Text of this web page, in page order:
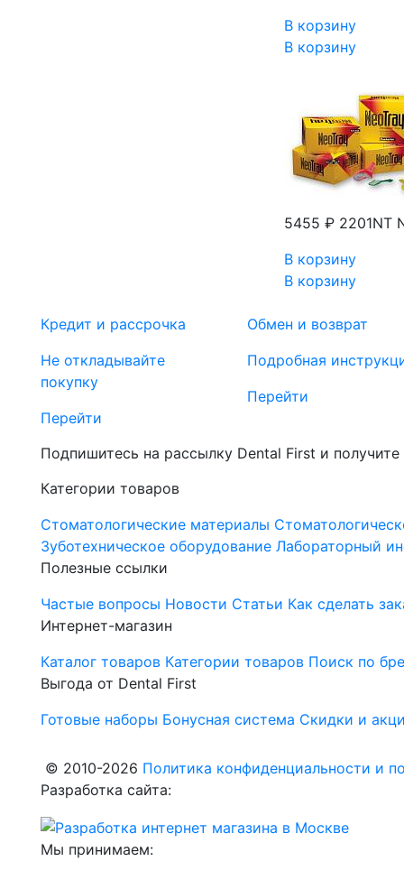
В корзину
В корзину
5455 ₽ 2201NT
В корзину
В корзину
Кредит и рассрочка
Не откладывайте
покупку
Перейти
Обмен и возврат
Подробная
Перейти
Подпишитесь на рассылку Dental First и
Категории товаров
Стоматологические материалы
Зуботехническое оборудование Лабораторный
Полезные ссылки
Частые вопросы Новости Статьи Как сделать
Интернет-магазин
Каталог товаров Категории товаров Поиск по
Выгода от Dental First
Готовые наборы Бонусная система Скидки и
© 2010-2026 Политика конфиденциальности и
Разработка сайта:
Мы принимаем: